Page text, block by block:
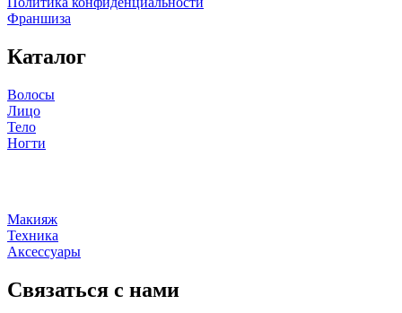
Франшиза
Каталог
Волосы
Лицо
Тело
Ногти
Макияж
Техника
Аксессуары
Связаться с нами